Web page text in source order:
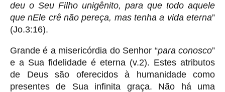
deu o Seu Filho unigênito, para que todo aquele
que nEle crê não pereça, mas tenha a vida eterna”
(Jo.3:16).
Grande é a misericórdia do Senhor “para conosco”
e a Sua fidelidade é eterna (v.2). Estes atributos
de Deus são oferecidos à humanidade como
presentes de Sua infinita graça. Não há uma